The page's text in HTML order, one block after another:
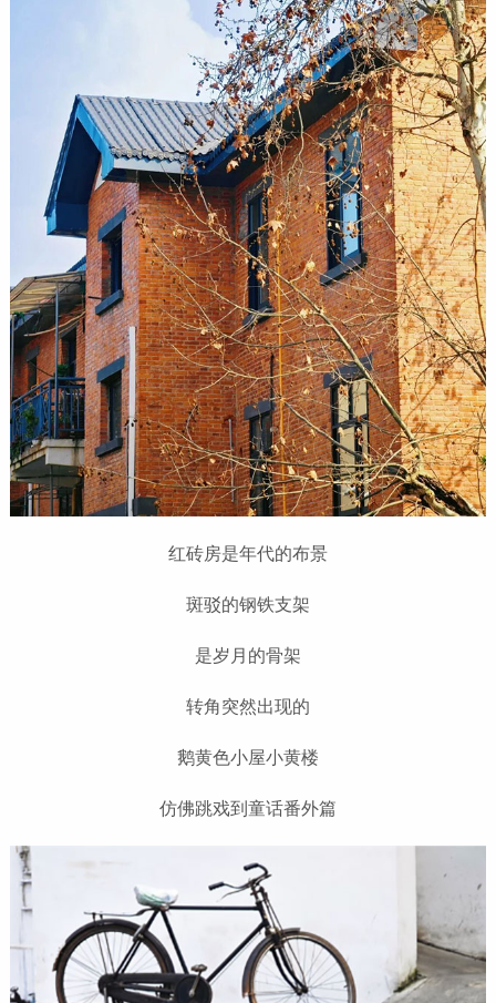
红砖房是年代的布景
斑驳的钢铁支架
是岁月的骨架
转角突然出现的
鹅黄色小屋小黄楼
仿佛跳戏到童话番外篇